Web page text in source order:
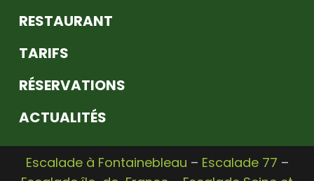
RESTAURANT
TARIFS
RÉSERVATIONS
ACTUALITÉS
Escalade à Fontainebleau – Escalade 77 –